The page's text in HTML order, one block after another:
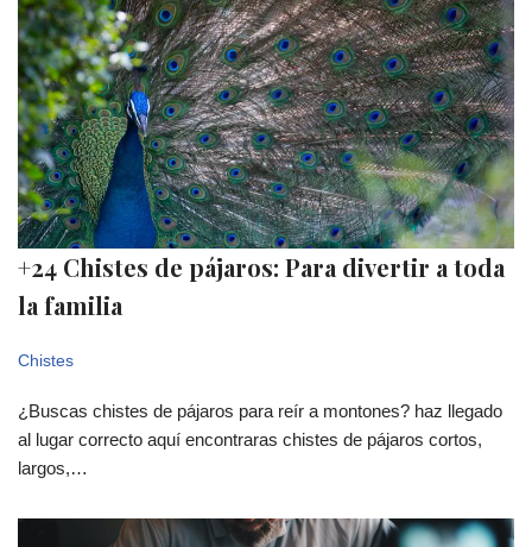
+24 Chistes de pájaros: Para divertir a toda
la familia
Chistes
¿Buscas chistes de pájaros para reír a montones? haz llegado
al lugar correcto aquí encontraras chistes de pájaros cortos,
largos,…